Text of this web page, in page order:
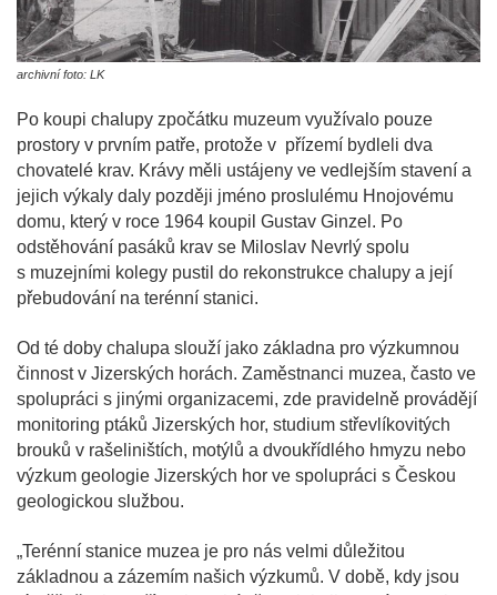
archivní foto: LK
Po koupi chalupy zpočátku muzeum využívalo pouze
prostory v prvním patře, protože v přízemí bydleli dva
chovatelé krav. Krávy měli ustájeny ve vedlejším stavení a
jejich výkaly daly později jméno proslulému Hnojovému
domu, který v roce 1964 koupil Gustav Ginzel. Po
odstěhování pasáků krav se Miloslav Nevrlý spolu
s muzejními kolegy pustil do rekonstrukce chalupy a její
přebudování na terénní stanici.
Od té doby chalupa slouží jako základna pro výzkumnou
činnost v Jizerských horách. Zaměstnanci muzea, často ve
spolupráci s jinými organizacemi, zde pravidelně provádějí
monitoring ptáků Jizerských hor, studium střevlíkovitých
brouků v rašeliništích, motýlů a dvoukřídlého hmyzu nebo
výzkum geologie Jizerských hor ve spolupráci s Českou
geologickou službou.
„Terénní stanice muzea je pro nás velmi důležitou
základnou a zázemím našich výzkumů. V době, kdy jsou